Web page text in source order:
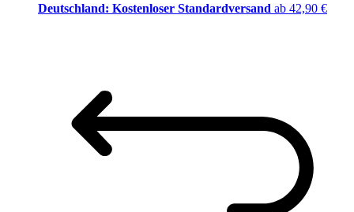
Deutschland: Kostenloser Standardversand ab 42,90 €